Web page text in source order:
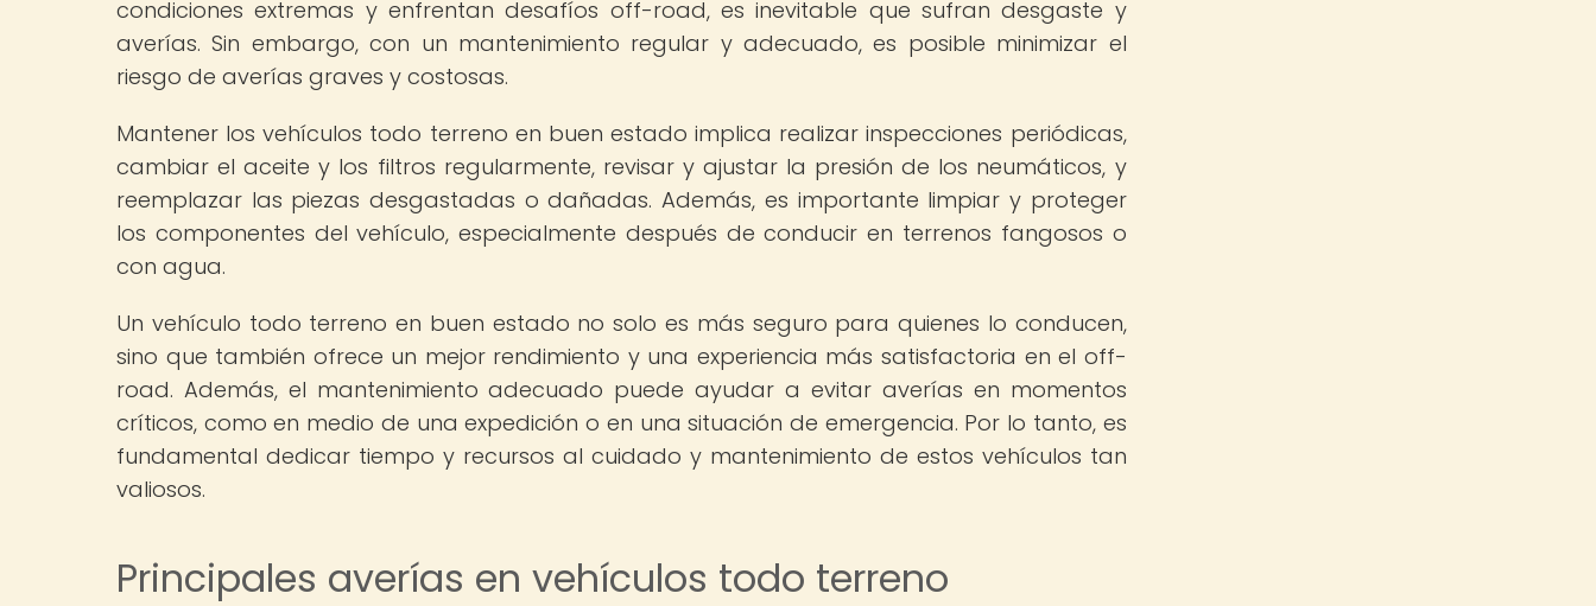
condiciones extremas y enfrentan desafíos off-road, es inevitable que sufran desgaste y
averías. Sin embargo, con un mantenimiento regular y adecuado, es posible minimizar el
riesgo de averías graves y costosas.
Mantener los vehículos todo terreno en buen estado implica realizar inspecciones periódicas,
cambiar el aceite y los filtros regularmente, revisar y ajustar la presión de los neumáticos, y
reemplazar las piezas desgastadas o dañadas. Además, es importante limpiar y proteger
los componentes del vehículo, especialmente después de conducir en terrenos fangosos o
con agua.
Un vehículo todo terreno en buen estado no solo es más seguro para quienes lo conducen,
sino que también ofrece un mejor rendimiento y una experiencia más satisfactoria en el off-
road. Además, el mantenimiento adecuado puede ayudar a evitar averías en momentos
críticos, como en medio de una expedición o en una situación de emergencia. Por lo tanto, es
fundamental dedicar tiempo y recursos al cuidado y mantenimiento de estos vehículos tan
valiosos.
Principales averías en vehículos todo terreno